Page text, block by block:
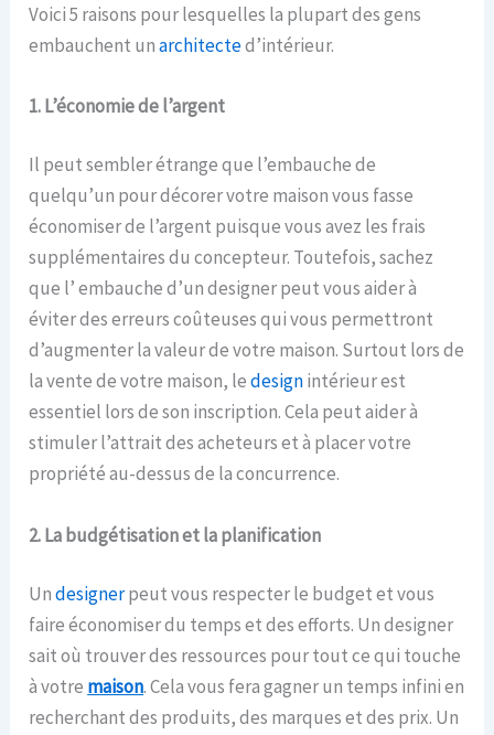
Voici 5 raisons pour lesquelles la plupart des gens
embauchent unarchitected’intérieur.
1. L’économie de l’argent
Il peut sembler étrange que l’embauche de
quelqu’un pour décorer votre maison vous fasse
économiser de l’argent puisque vous avez les frais
supplémentaires du concepteur. Toutefois, sachez
que l’ embauche d’un designer peut vous aider à
éviter des erreurs coûteuses qui vous permettront
d’augmenter la valeur de votre maison. Surtout lors de
la vente de votre maison, ledesignintérieur est
essentiel lors de son inscription. Cela peut aider à
stimuler l’attrait des acheteurs et à placer votre
propriété au-dessus de la concurrence.
2. La budgétisation et la planification
Undesignerpeut vous respecter le budget et vous
faire économiser du temps et des efforts. Un designer
sait où trouver des ressources pour tout ce qui touche
à votre maison. Cela vous fera gagner un temps infini en
recherchant des produits, des marques et des prix. Un